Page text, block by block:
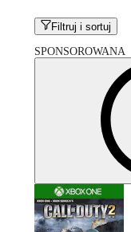
Filtruj i sortuj
SPONSOROWANA